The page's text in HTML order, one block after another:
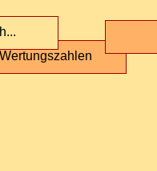
Wertungszahlen